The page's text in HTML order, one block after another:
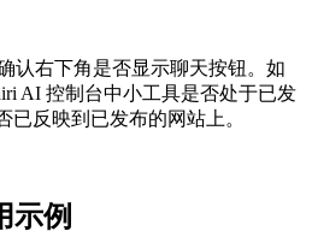
认右下角是否显示聊天按钮。如
AI 控制台中小工具是否处于已发
反映到已发布的网站上。
示例